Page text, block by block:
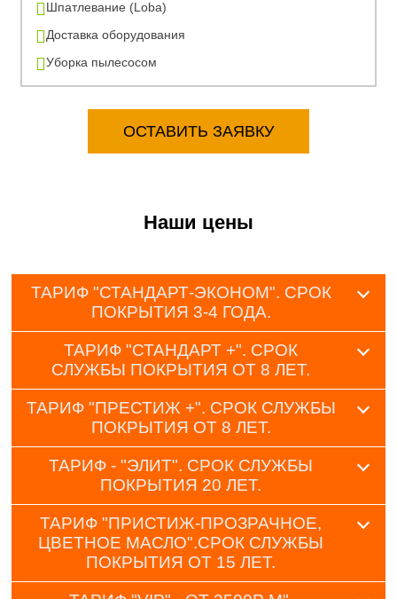
Шпатлевание (Loba)
Доставка оборудования
Уборка пылесосом
ОСТАВИТЬ ЗАЯВКУ
Наши цены
ТАРИФ "СТАНДАРТ-ЭКОНОМ". СРОК
ПОКРЫТИЯ 3-4 ГОДА.
ТАРИФ "СТАНДАРТ +". СРОК
СЛУЖБЫ ПОКРЫТИЯ ОТ 8 ЛЕТ.
ТАРИФ "ПРЕСТИЖ +". СРОК СЛУЖБЫ
ПОКРЫТИЯ ОТ 8 ЛЕТ.
ТАРИФ - "ЭЛИТ". СРОК СЛУЖБЫ
ПОКРЫТИЯ 20 ЛЕТ.
ТАРИФ "ПРИСТИЖ-ПРОЗРАЧНОЕ,
ЦВЕТНОЕ МАСЛО".СРОК СЛУЖБЫ
ПОКРЫТИЯ ОТ 15 ЛЕТ.